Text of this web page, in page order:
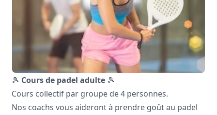
🎾 Cours de padel adulte 🎾
Cours collectif par groupe de 4 personnes.
Nos coachs vous aideront à prendre goût au padel